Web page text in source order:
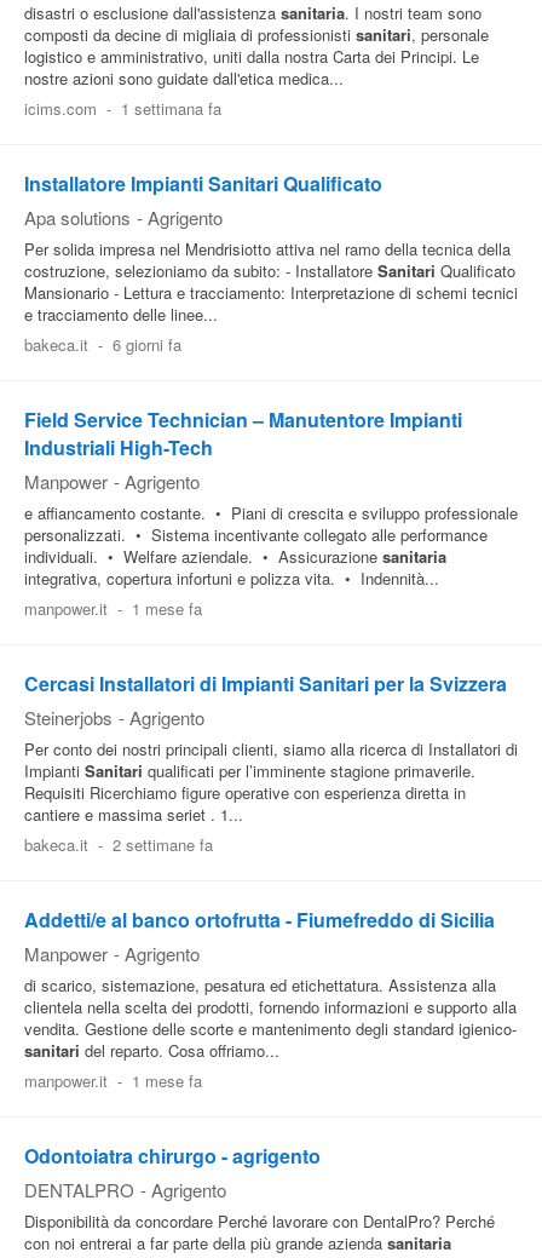
disastri o esclusione dall'assistenza sanitaria. I nostri team sono
composti da decine di migliaia di professionisti sanitari, personale
logistico e amministrativo, uniti dalla nostra Carta dei Principi. Le
nostre azioni sono guidate dall'etica medica...
icims.com - 1 settimana fa
Installatore Impianti Sanitari Qualificato
Apa solutions - Agrigento
Per solida impresa nel Mendrisiotto attiva nel ramo della tecnica della
costruzione, selezioniamo da subito: - Installatore Sanitari Qualificato
Mansionario - Lettura e tracciamento: Interpretazione di schemi tecnici
e tracciamento delle linee...
bakeca.it - 6 giorni fa
Field Service Technician – Manutentore Impianti
Industriali High-Tech
Manpower - Agrigento
e affiancamento costante. • Piani di crescita e sviluppo professionale
personalizzati. • Sistema incentivante collegato alle performance
individuali. • Welfare aziendale. • Assicurazione sanitaria
integrativa, copertura infortuni e polizza vita. • Indennità...
manpower.it - 1 mese fa
Cercasi Installatori di Impianti Sanitari per la Svizzera
Steinerjobs - Agrigento
Per conto dei nostri principali clienti, siamo alla ricerca di Installatori di
Impianti Sanitari qualificati per l’imminente stagione primaverile.
Requisiti Ricerchiamo figure operative con esperienza diretta in
cantiere e massima seriet . 1...
bakeca.it - 2 settimane fa
Addetti/e al banco ortofrutta - Fiumefreddo di Sicilia
Manpower - Agrigento
di scarico, sistemazione, pesatura ed etichettatura. Assistenza alla
clientela nella scelta dei prodotti, fornendo informazioni e supporto alla
vendita. Gestione delle scorte e mantenimento degli standard igienico-
sanitari del reparto. Cosa offriamo...
manpower.it - 1 mese fa
Odontoiatra chirurgo - agrigento
DENTALPRO - Agrigento
Disponibilità da concordare Perché lavorare con DentalPro? Perché
con noi entrerai a far parte della più grande azienda sanitaria